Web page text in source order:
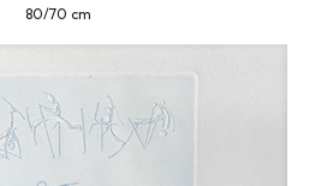
80/70 cm